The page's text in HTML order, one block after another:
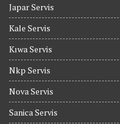
Japar Servis
Kale Servis
Kıwa Servis
Nkp Servis
Nova Servis
Sanica Servis